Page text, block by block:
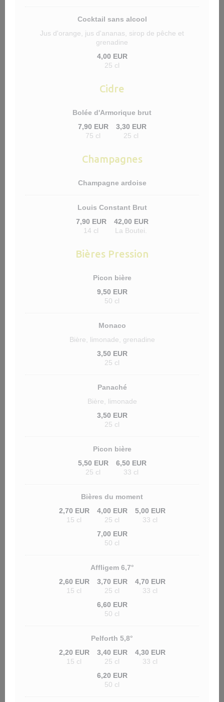
Cocktail sans alcool
Jus d'orange, jus d'ananas, sirop de pêche et
grenadine
4,00 EUR
25 cl
Cidre
Bolée d'Armorique brut
7,90 EUR
75 cl
3,30 EUR
25 cl
Champagnes
Champagne ardoise
Louis Constant Brut
7,90 EUR
14 cl
42,00 EUR
La Boutei.
Bières Pression
Picon bière
9,50 EUR
50 cl
Monaco
Bière, limonade, grenadine
3,50 EUR
25 cl
Panaché
Bière, limonade
3,50 EUR
25 cl
Picon bière
5,50 EUR
25 cl
6,50 EUR
33 cl
Bières du moment
2,70 EUR
15 cl
4,00 EUR
25 cl
5,00 EUR
33 cl
7,00 EUR
50 cl
Affligem 6,7°
2,60 EUR
15 cl
3,70 EUR
25 cl
4,70 EUR
33 cl
6,60 EUR
50 cl
Pelforth 5,8°
2,20 EUR
15 cl
3,40 EUR
25 cl
4,30 EUR
33 cl
6,20 EUR
50 cl